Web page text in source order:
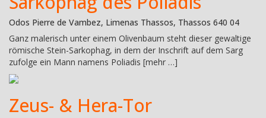
Odos Pierre de Vambez, Limenas Thassos, Thassos 640 04
Ganz malerisch unter einem Olivenbaum steht dieser gewaltige
römische Stein-Sarkophag, in dem der Inschrift auf dem Sarg
zufolge ein Mann namens Poliadis [mehr …]
Zeus- & Hera-Tor